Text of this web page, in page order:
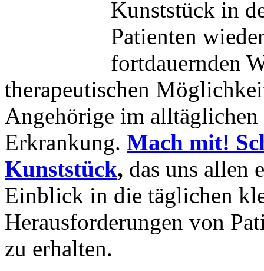
Kunststück in
Patienten
fortdauernden
therapeutischen
Angehörige im
Erkrankung. Mach mit!
Kunststück, das uns allen
Einblick in die täglichen
Herausforderungen von
zu erhalten.